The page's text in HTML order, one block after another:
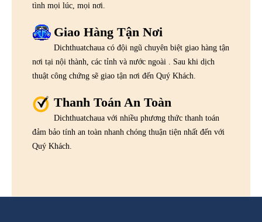
tình mọi lúc, mọi nơi.
Giao Hàng Tận Nơi
Dichthuatchaua có đội ngũ chuyên biệt giao hàng tận
nơi tại nội thành, các tỉnh và nước ngoài . Sau khi dịch
thuật công chứng sẽ giao tận nơi đến Quý Khách.
Thanh Toán An Toàn
Dichthuatchaua với nhiều phương thức thanh toán
đảm bảo tính an toàn nhanh chóng thuận tiện nhất đến với
Quý Khách.